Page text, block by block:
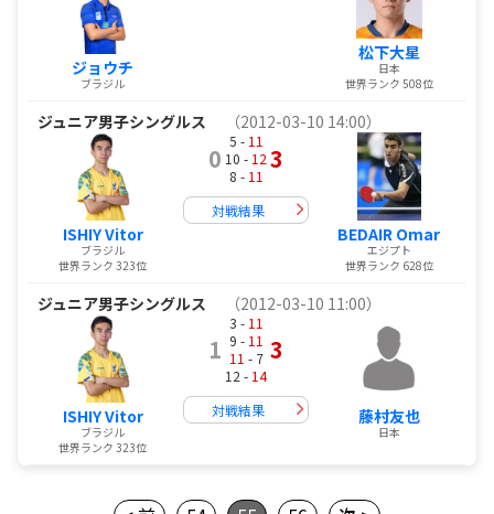
ジョウチ
ブラジル
松下大星
日本
世界ランク 508位
ジュニア男子シングルス （2012-03-10 14:00）
ISHIY Vitor
ブラジル
世界ランク 323位
0
5 - 11
10 - 12
8 - 11
3
対戦結果
BEDAIR Omar
エジプト
世界ランク 628位
ジュニア男子シングルス （2012-03-10 11:00）
ISHIY Vitor
ブラジル
世界ランク 323位
1
3 - 11
9 - 11
11 - 7
12 - 14
3
対戦結果 藤村友也
日本